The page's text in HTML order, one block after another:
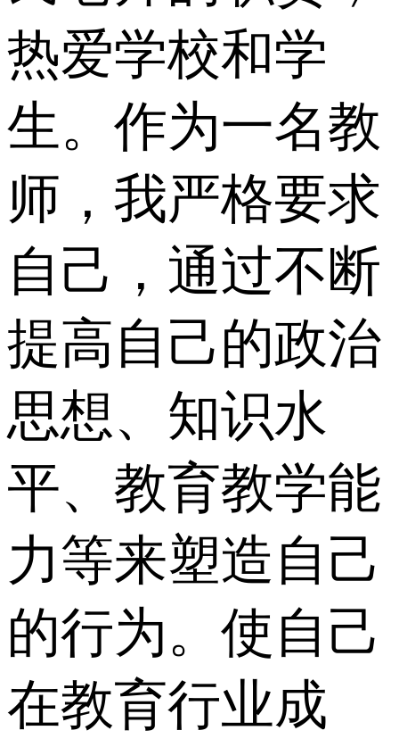
热爱学校和学
生。作为一名教
师，我严格要求
自己，通过不断
提高自己的政治
思想、知识水
平、教育教学能
力等来塑造自己
的行为。使自己
在教育行业成